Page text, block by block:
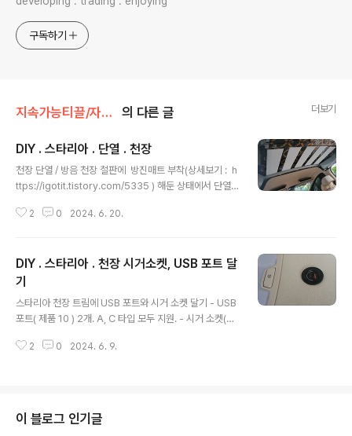
구독하기
지속가능티끌/자동차 의 다른 글 더보기
DIY . 스타리아 . 단열 . 천장
천장 단열 / 방음 천장 철판에 방진매트 부착(상세보기 : h
ttps://igotit.tistory.com/5335 ) 해둔 상태에서 단열,
는 5mm 두께 단열벽지 먼저 부착 하고, 위 상태에서 전
열재의 양면 접착제로는 절대 오래 유지안되고 떨어지므
로 반드시 실리콘으로 접착력 강화 해야함 . ) 실리콘 완전
경화 될 때까지 압축봉으로 고정. - 고정해둔 상태에서 단
열재 경계 부분에 실리콘 발라서 접착력 강화. 사용된 압
축봉 - 사이즈 90~160 cm 짜리가 스타리아에서 작업하
기 적합..
2 0 2024. 6. 20.
DIY . 스타리아 . 천장 시거소켓, USB 포트 달
기
스타리아 천장 트림에 USB 포트와 시거 소켓 달기 - USB
포트( 제품 10 ) 2개. A, C 타입 모두 지원. - 시거 소켓(제
- 파워 뱅크의 출력 12V( 12 ~ 14V) 공급받음. - 주용도 :
것. USB - A , C 타입 모두 지원 시거소켓 시거 소켓에 완
전매립형 USB 충전기(제품7) 장착 시거소켓 뒷면 ER-3
2 0 2024. 6. 9.
이 블로그 인기글